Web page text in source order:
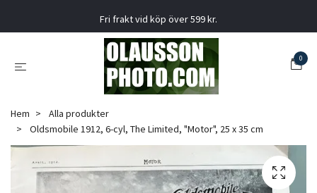
Fri frakt vid köp över 599 kr.
0
Hem
Alla produkter
Oldsmobile 1912, 6-cyl, The Limited, "Motor", 25 x 35 cm